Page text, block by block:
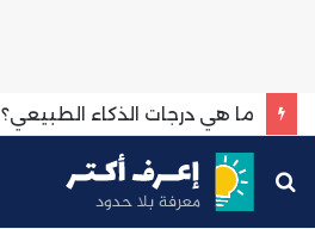
ما هي درجات الذكاء الطبيعي؟
بحث
عن